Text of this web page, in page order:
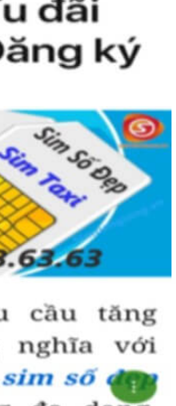
đẹp lục quý 9, sim giá rẻ
thời gian ở khoản lựa số,
thủy thì mới là sim hoàn
lục quý 9 là bạn vào
“Sim giảm giá “ ở ngay
đại lý giảm giá vì một số
đẹp lại có giá cực rẻ nữa.
quy 9 có cũng thể tham
Sim Lục Quý,Sim Năm